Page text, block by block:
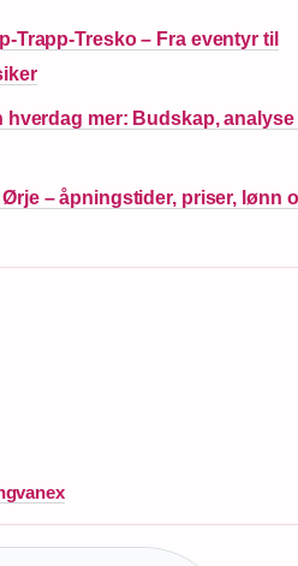
Trapp-Tresko – Fra eventyr til
hverdag mer: Budskap, analyse
Ørje – åpningstider, priser, lønn